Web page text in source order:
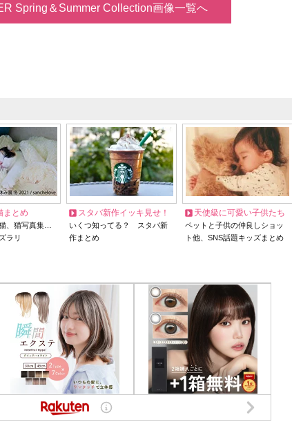
Spring＆Summer Collection画像一覧へ
まとめ
、猫写真集…
ラリ
スタバ新作イッキ見せ！
いくつ知ってる？ スタバ新
作まとめ
天使級に可愛い子供たち
ペットと子供の仲良しショッ
ト他、SNS話題キッズまとめ